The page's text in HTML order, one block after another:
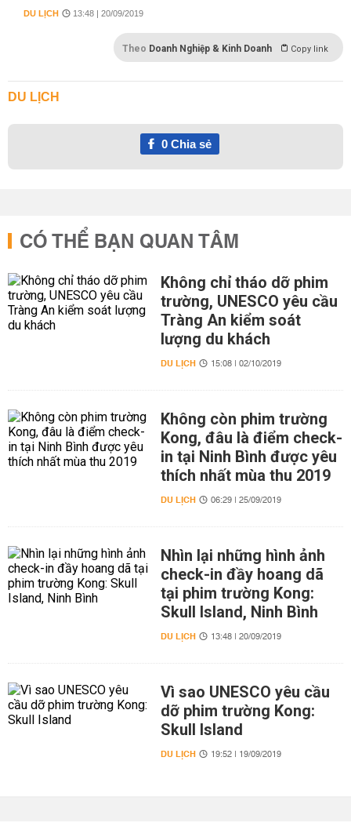
DU LỊCH 13:48 | 20/09/2019
Theo Doanh Nghiệp & Kinh Doanh Copy link
DU LỊCH
0Chia sẻ
CÓ THỂ BẠN QUAN TÂM
Không chỉ tháo dỡ phim
trường, UNESCO yêu cầu
Tràng An kiểm soát
lượng du khách
DU LỊCH 15:08 | 02/10/2019
Không còn phim trường
Kong, đâu là điểm check-
in tại Ninh Bình được yêu
thích nhất mùa thu 2019
DU LỊCH 06:29 | 25/09/2019
Nhìn lại những hình ảnh
check-in đầy hoang dã
tại phim trường Kong:
Skull Island, Ninh Bình
DU LỊCH 13:48 | 20/09/2019
Vì sao UNESCO yêu cầu
dỡ phim trường Kong:
Skull Island
DU LỊCH 19:52 | 19/09/2019